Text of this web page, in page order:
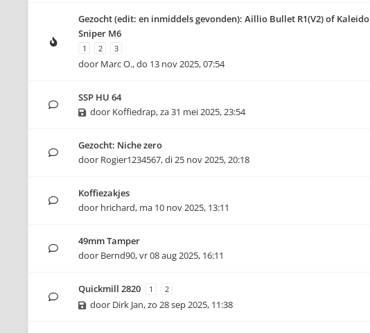
Gezocht (edit: en inmiddels gevonden): Aillio Bullet R1(V2) of Kaleido
Sniper M6
1 2 3
door Marc O.,do 13 nov 2025, 07:54
SSP HU 64
door Koffiedrap,za 31 mei 2025, 23:54
Gezocht: Niche zero
door Rogier1234567,di 25 nov 2025, 20:18
Koffiezakjes
door hrichard, ma 10 nov 2025, 13:11
49mm Tamper
door Bernd90,vr 08 aug 2025, 16:11
Quickmill 2820 1 2
door Dirk Jan,zo 28 sep 2025, 11:38